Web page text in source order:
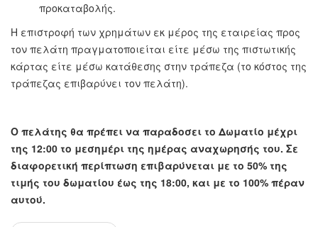
προκαταβολής.
Η επιστροφή των χρημάτων εκ μέρος της εταιρείας προς
τον πελάτη πραγματοποιείται είτε μέσω της πιστωτικής
κάρτας είτε μέσω κατάθεσης στην τράπεζα (το κόστος της
τράπεζας επιβαρύνει τον πελάτη).
Ο πελάτης θα πρέπει να παραδοσει το Δωματίο μέχρι
της 12:00 το μεσημέρι της ημέρας αναχωρησής του. Σε
διαφορετική περίπτωση επιβαρύνεται με το 50% της
τιμής του δωματίου έως της 18:00, και με το 100% πέραν
αυτού.